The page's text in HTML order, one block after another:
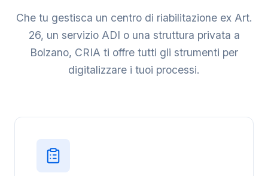
Che tu gestisca un centro di riabilitazione ex Art.
26, un servizio ADI o una struttura privata a
Bolzano, CRIA ti offre tutti gli strumenti per
digitalizzare i tuoi processi.